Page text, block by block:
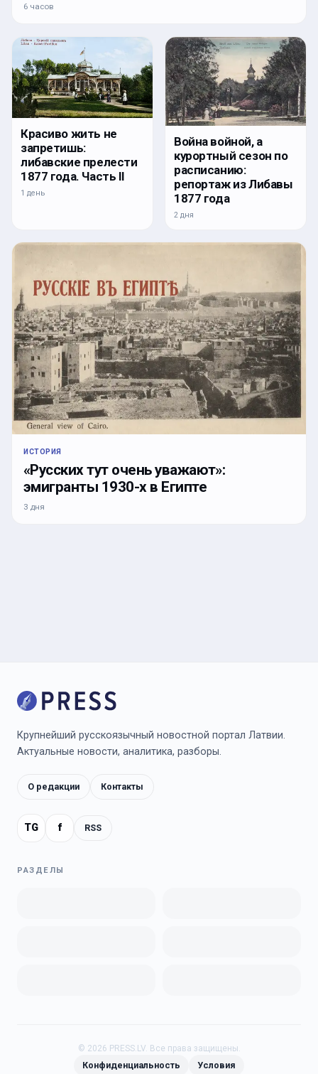
6 часов
Красиво жить не
запретишь:
либавские прелести
1877 года. Часть II
1 день
Война войной, а
курортный сезон по
расписанию:
репортаж из Либавы
1877 года
2 дня
ИСТОРИЯ
«Русских тут очень уважают»:
эмигранты 1930-х в Египте
3 дня
Крупнейший русскоязычный новостной портал Латвии.
Актуальные новости, аналитика, разборы.
О редакции Контакты
TG f RSS
РАЗДЕЛЫ
© 2026 PRESS.LV. Все права защищены.
Конфиденциальность Условия